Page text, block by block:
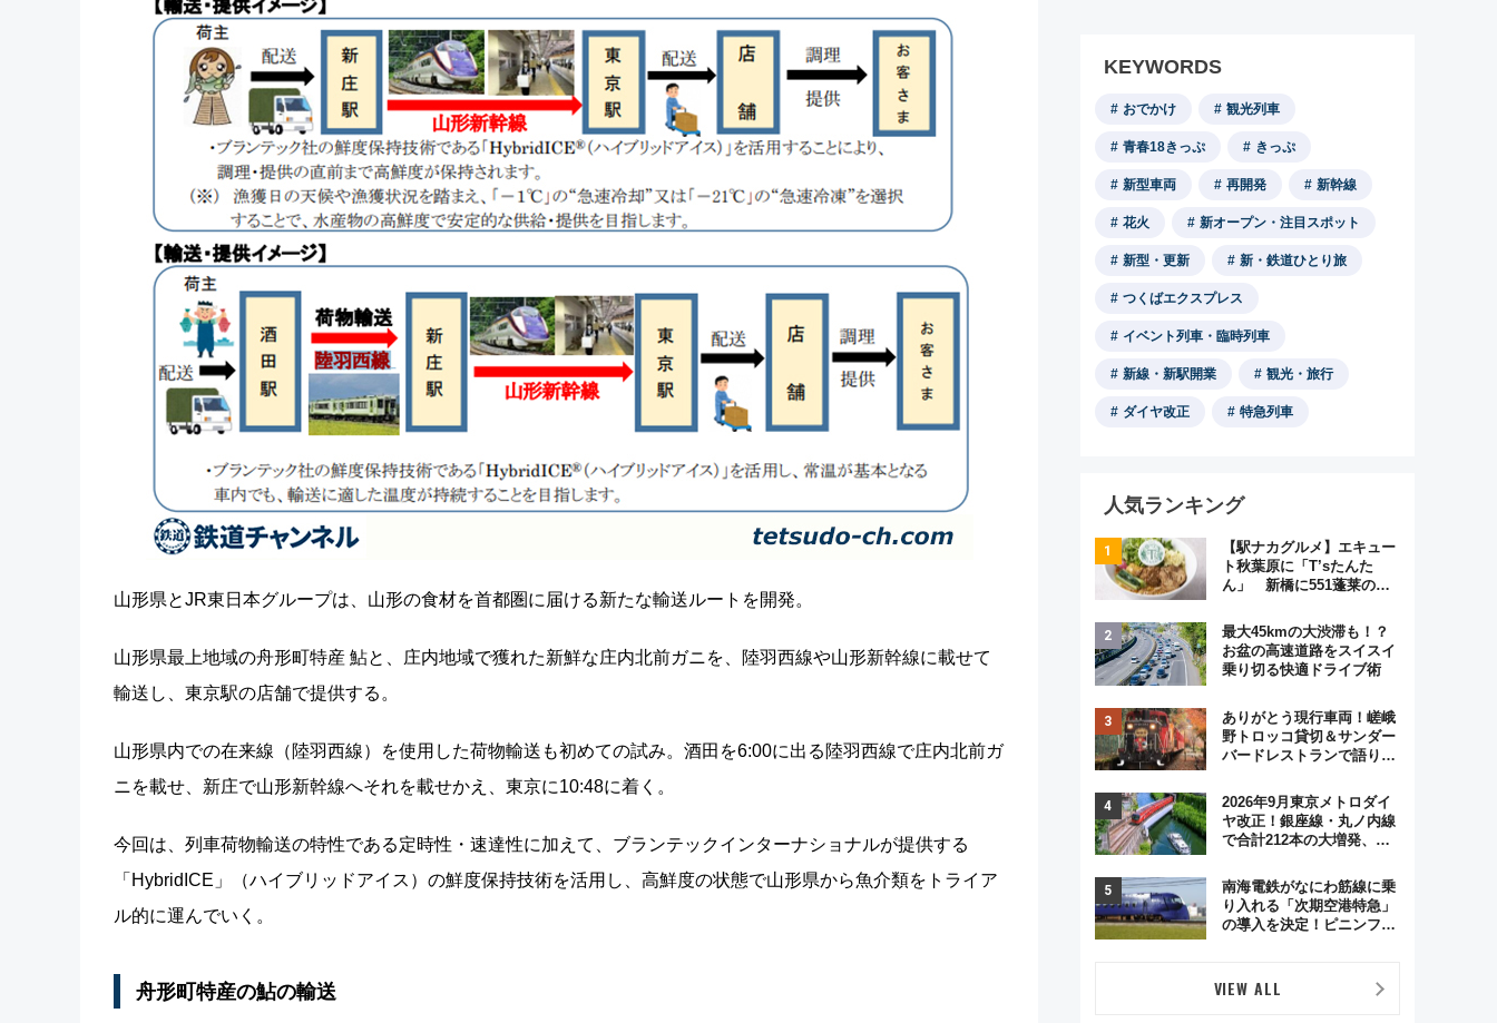
山形県とJR東日本グループは、山形の食材を首都圏に届ける新たな輸送ルートを開発。
山形県最上地域の舟形町特産 鮎と、庄内地域で獲れた新鮮な庄内北前ガニを、陸羽西線や山形新幹線に載せて
輸送し、東京駅の店舗で提供する。
山形県内での在来線（陸羽西線）を使用した荷物輸送も初めての試み。酒田を6:00に出る陸羽西線で庄内北前ガ
ニを載せ、新庄で山形新幹線へそれを載せかえ、東京に10:48に着く。
今回は、列車荷物輸送の特性である定時性・速達性に加えて、ブランテックインターナショナルが提供する
「HybridICE」（ハイブリッドアイス）の鮮度保持技術を活用し、高鮮度の状態で山形県から魚介類をトライア
ル的に運んでいく。
舟形町特産の鮎の輸送
KEYWORDS
おでかけ 観光列車
青春18きっぷ きっぷ
新型車両 再開発 新幹線
花火 新オープン・注目スポット
新型・更新 新・鉄道ひとり旅
つくばエクスプレス
イベント列車・臨時列車
新線・新駅開業 観光・旅行
ダイヤ改正 特急列車
人気ランキング
【駅ナカグルメ】エキュー
ト秋葉原に「T’sたんた
ん」 新橋に551蓬莱の
オムライス専門店「肉とた
まご」新グルメ続々登場！
【2026年8月】
最大45kmの大渋滞も！？
お盆の高速道路をスイスイ
乗り切る快適ドライブ術
ありがとう現行車両！嵯峨
野トロッコ貸切＆サンダー
バードレストランで語り合
原トシヒロと行く！9月13
日「京都の鉄道満喫ツア
ー」開催
2026年9月東京メトロダイ
ヤ改正！銀座線・丸ノ内線
で合計212本の大増発、混
南海電鉄がなにわ筋線に乗
り入れる「次期空港特急」
の導入を決定！ピニンファ
VIEW ALL